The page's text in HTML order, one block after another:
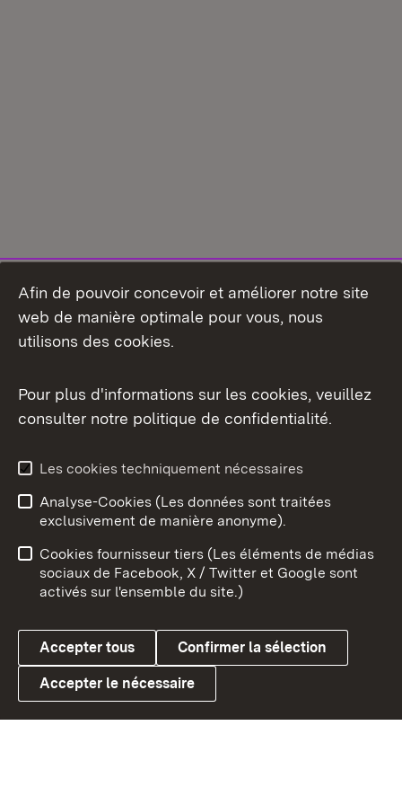
Aperçu des thèmes
Link zum Landesportal
Conseils d'utilisation
Confidentialité
Cookies
Afin de pouvoir concevoir et améliorer notre site
web de manière optimale pour vous, nous
utilisons des cookies.
Pour plus d'informations sur les cookies, veuillez
consulter notre politique de confidentialité.
Les cookies techniquement nécessaires
Analyse-Cookies (Les données sont traitées
exclusivement de manière anonyme).
Cookies fournisseur tiers (Les éléments de médias
sociaux de Facebook, X / Twitter et Google sont
activés sur l'ensemble du site.)
Accepter tous Confirmer la sélection
Accepter le nécessaire